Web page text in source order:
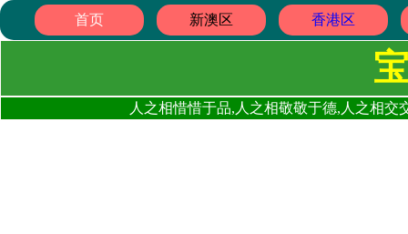
首页 新澳区 香港区
人之相惜惜于品,人之相敬敬于德,人之相